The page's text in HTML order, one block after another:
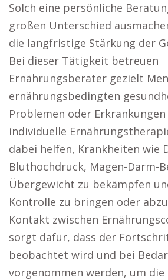
Solch eine persönliche
großen Unterschied
die langfristige Stärkung der
Bei dieser Tätigkeit betreuen
Ernährungsberater gezielt
ernährungsbedingten
Problemen oder Erkrankungen
individuelle
dabei helfen, Krankheiten wie
Bluthochdruck, Magen-Darm-
Übergewicht zu bekämpfen
Kontrolle zu bringen oder
Kontakt zwischen
sorgt dafür, dass der
beobachtet wird und bei
vorgenommen werden, um